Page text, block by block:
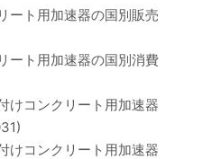
ート用加速器の国別販売
ート用加速器の国別消費
けコンクリート用加速器
けコンクリート用加速器